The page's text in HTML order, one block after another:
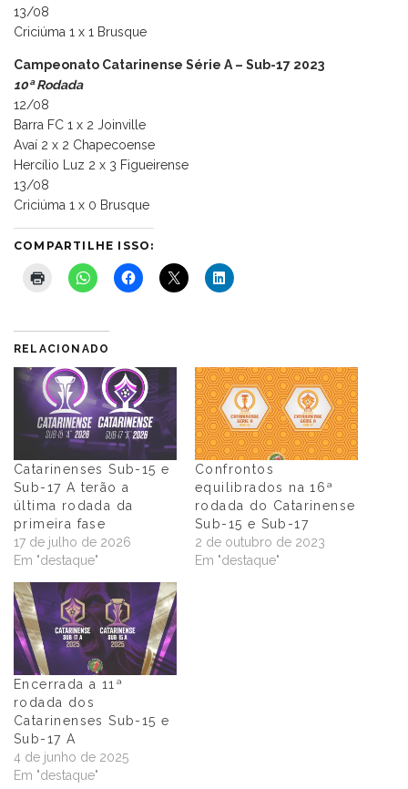
13/08
Criciúma 1 x 1 Brusque
Campeonato Catarinense Série A – Sub-17 2023
10ª Rodada
12/08
Barra FC 1 x 2 Joinville
Avaí 2 x 2 Chapecoense
Hercílio Luz 2 x 3 Figueirense
13/08
Criciúma 1 x 0 Brusque
COMPARTILHE ISSO:
RELACIONADO
Catarinenses Sub-15 e
Sub-17 A terão a
última rodada da
primeira fase
17 de julho de 2026
Em "destaque"
Confrontos
equilibrados na 16ª
rodada do Catarinense
Sub-15 e Sub-17
2 de outubro de 2023
Em "destaque"
Encerrada a 11ª
rodada dos
Catarinenses Sub-15 e
Sub-17 A
4 de junho de 2025
Em "destaque"